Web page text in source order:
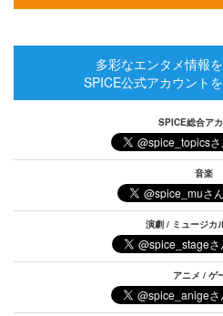
多彩なエンタメ情報
SPICE公式アカウント
SPICE総合ア
音楽
演劇 / ミュージカ
アニメ / ゲ